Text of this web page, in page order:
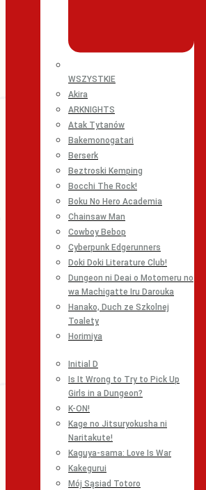
WSZYSTKIE
Akira
ARKNIGHTS
Atak Tytanów
Bakemonogatari
Berserk
Beztroski Kemping
Bocchi The Rock!
Boku No Hero Academia
Chainsaw Man
Cowboy Bebop
Cyberpunk Edgerunners
Doki Doki Literature Club!
Dungeon ni Deai o Motomeru no
wa Machigatte Iru Darouka
Hanako, Duch ze Szkolnej
Toalety
Horimiya
Initial D
Is It Wrong to Try to Pick Up
Girls in a Dungeon?
K-ON!
Kage no Jitsuryokusha ni
Naritakute!
Kaguya-sama: Love Is War
Kakegurui
Mój Sąsiad Totoro